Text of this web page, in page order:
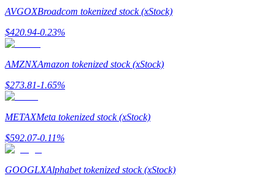
Mempertaruhkan
Pengembalian tinggi & akses instan
AVGOXBroadcom tokenized stock (xStock)
$420.94-0.23%
AMZNXAmazon tokenized stock (xStock)
$273.81-1.65%
METAXMeta tokenized stock (xStock)
$592.07-0.11%
GOOGLXAlphabet tokenized stock (xStock)